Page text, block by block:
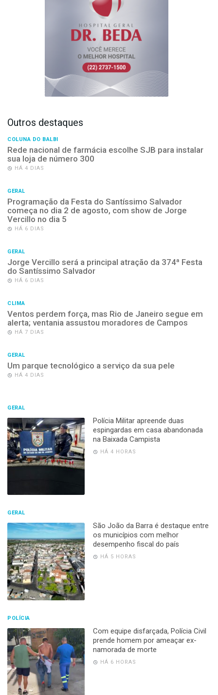
Outros destaques
COLUNA DO BALBI
Rede nacional de farmácia escolhe SJB para instalar
sua loja de número 300
HÁ 4 DIAS
GERAL
Programação da Festa do Santíssimo Salvador
começa no dia 2 de agosto, com show de Jorge
Vercillo no dia 5
HÁ 6 DIAS
GERAL
Jorge Vercillo será a principal atração da 374ª Festa
do Santíssimo Salvador
HÁ 6 DIAS
CLIMA
Ventos perdem força, mas Rio de Janeiro segue em
alerta; ventania assustou moradores de Campos
HÁ 7 DIAS
GERAL
Um parque tecnológico a serviço da sua pele
HÁ 4 DIAS
GERAL
Polícia Militar apreende duas
espingardas em casa abandonada
na Baixada Campista
HÁ 4 HORAS
GERAL
São João da Barra é destaque entre
os municípios com melhor
desempenho fiscal do país
HÁ 5 HORAS
POLÍCIA
Com equipe disfarçada, Polícia Civil
prende homem por ameaçar ex-
namorada de morte
HÁ 6 HORAS